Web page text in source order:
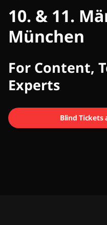
CMCX
10. & 11.
München
For Content,
Experts
Blind Tickets